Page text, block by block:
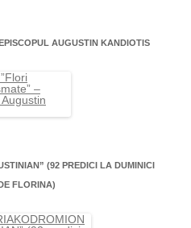
AUGUSTIN KANDIOTIS
(92 PREDICI LA DUMINICI
FLORINA)